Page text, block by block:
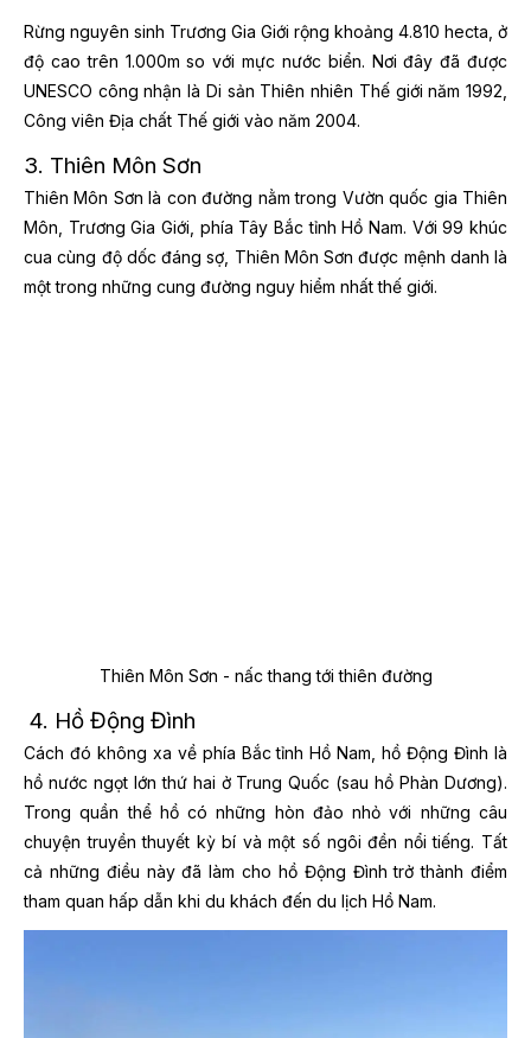
Rừng nguyên sinh Trương Gia Giới rộng khoảng 4.810 hecta, ở
độ cao trên 1.000m so với mực nước biển. Nơi đây đã được
UNESCO công nhận là Di sản Thiên nhiên Thế giới năm 1992,
Công viên Địa chất Thế giới vào năm 2004.
3. Thiên Môn Sơn
Thiên Môn Sơn là con đường nằm trong Vườn quốc gia Thiên
Môn, Trương Gia Giới, phía Tây Bắc tỉnh Hồ Nam. Với 99 khúc
cua cùng độ dốc đáng sợ, Thiên Môn Sơn được mệnh danh là
một trong những cung đường nguy hiểm nhất thế giới.
Thiên Môn Sơn - nấc thang tới thiên đường
4. Hồ Động Đình
Cách đó không xa về phía Bắc tỉnh Hồ Nam, hồ Động Đình là
hồ nước ngọt lớn thứ hai ở Trung Quốc (sau hồ Phàn Dương).
Trong quần thể hồ có những hòn đảo nhỏ với những câu
chuyện truyền thuyết kỳ bí và một số ngôi đền nổi tiếng. Tất
cả những điều này đã làm cho hồ Động Đình trở thành điểm
tham quan hấp dẫn khi du khách đến du lịch Hồ Nam.